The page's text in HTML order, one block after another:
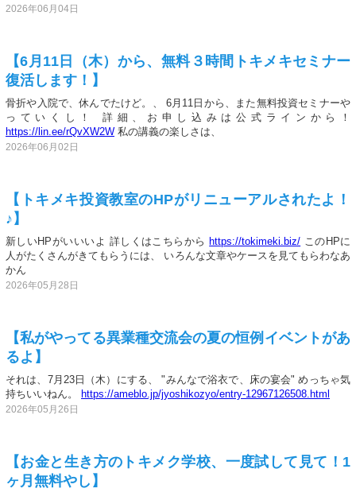
2026年06月04日
【6月11日（木）から、無料３時間トキメキセミナー
復活します！】
骨折や入院で、休んでたけど。、 6月11日から、また無料投資セミナーや
っていくし！ 詳細、お申し込みは公式ラインから！
https://lin.ee/rQvXW2W 私の講義の楽しさは、
2026年06月02日
【トキメキ投資教室のHPがリニューアルされたよ！
♪】
新しいHPがいいいよ 詳しくはこちらから https://tokimeki.biz/ このHPに
人がたくさんがきてもらうには、 いろんな文章やケースを見てもらわなあ
かん
2026年05月28日
【私がやってる異業種交流会の夏の恒例イベントがあ
るよ】
それは、7月23日（木）にする、 "みんなで浴衣で、床の宴会" めっちゃ気
持ちいいねん。
https://ameblo.jp/jyoshikozyo/entry-12967126508.html
2026年05月26日
【お金と生き方のトキメク学校、一度試して見て！1
ヶ月無料やし】